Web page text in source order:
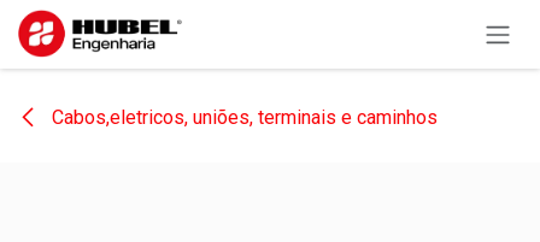
Pular para o conteúdo
Cabos,eletricos, uniões, terminais e caminhos